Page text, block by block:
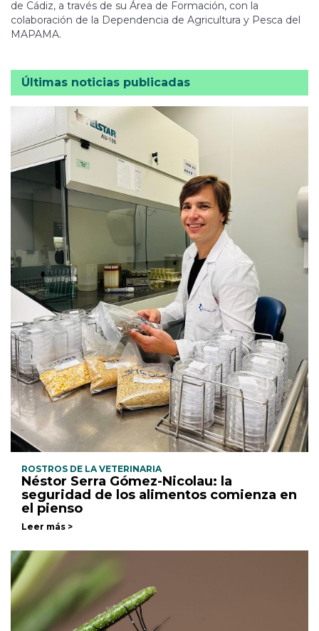
de Cádiz, a través de su Área de Formación, con la
colaboración de la Dependencia de Agricultura y Pesca del
MAPAMA.
Últimas noticias publicadas
ROSTROS DE LA VETERINARIA
Néstor Serra Gómez-Nicolau: la
seguridad de los alimentos comienza en
el pienso
Leer más >